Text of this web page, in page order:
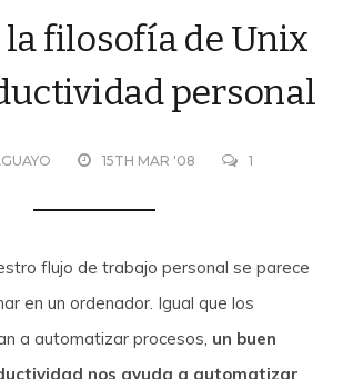
filosofía de Unix
personal
15TH MAR '08 1
flujo de trabajo personal se parece
en un ordenador. Igual que los
a automatizar procesos, un buen
nos ayuda a automatizar